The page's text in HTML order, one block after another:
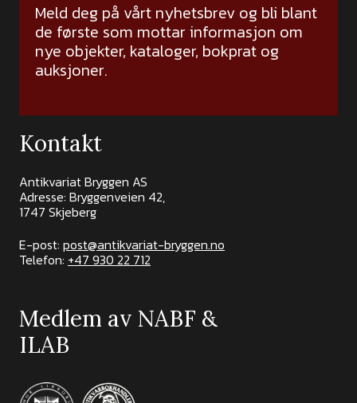
Meld deg på vårt nyhetsbrev og bli blant
de første som mottar informasjon om
nye objekter, kataloger, bokprat og
auksjoner.
Kontakt
Antikvariat Bryggen AS
Adresse: Bryggenveien 42,
1747 Skjeberg
E-post: post@antikvariat-bryggen.no
Telefon: +47 930 22 712
Medlem av NABF &
ILAB